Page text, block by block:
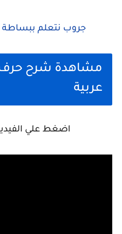
جروب نتعلم ببساطة
مشاهدة شرح
عربية
اضغط علي